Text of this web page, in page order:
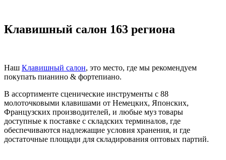
Клавишный салон 163 региона
Наш Клавишный салон, это место, где мы рекомендуем
покупать пианино & фортепиано.
В ассортименте сценические инструменты с 88
молоточковыми клавишами от Немецких, Японских,
Французских производителей, и любые муз товары
доступные к поставке с складских терминалов, где
обеспечиваются надлежащие условия хранения, и где
достаточные площади для складирования оптовых партий.